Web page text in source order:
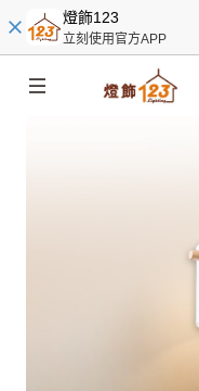
燈飾123
立刻使用官方APP